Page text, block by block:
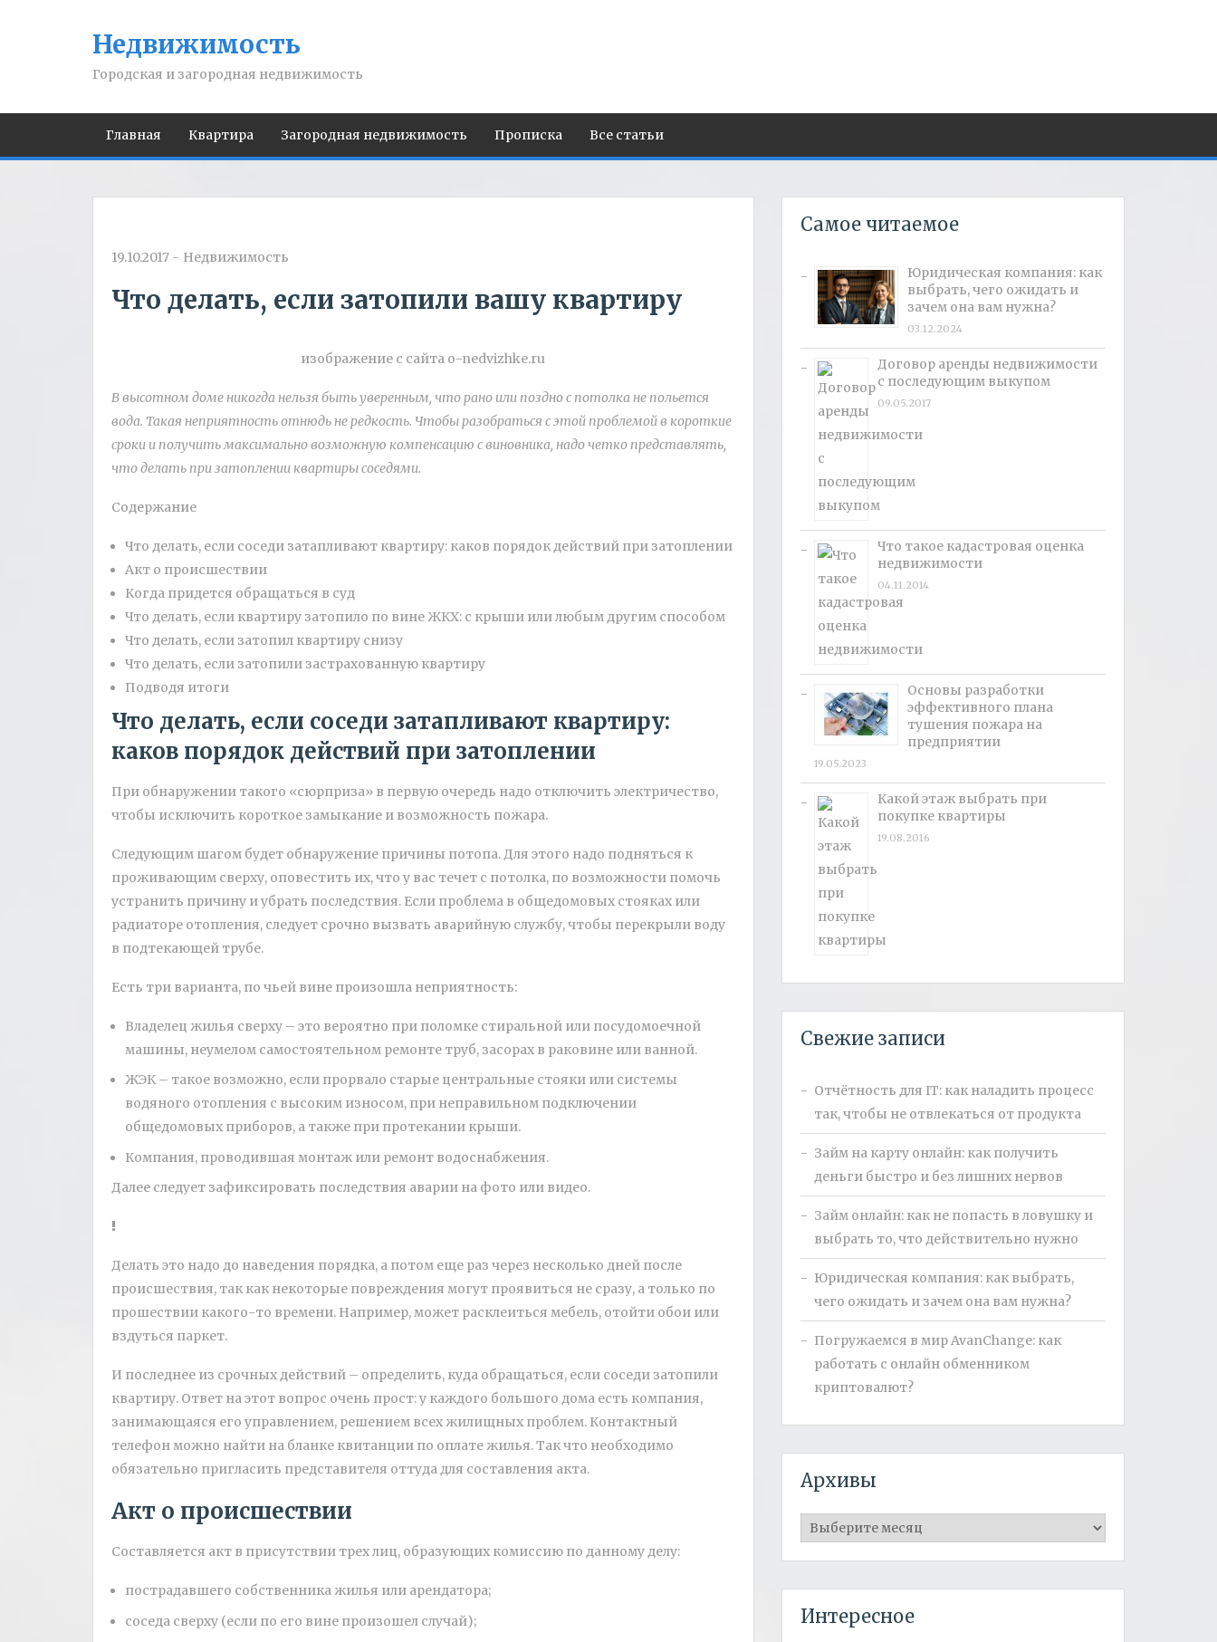
Недвижимость
Городская и загородная недвижимость
Главная Квартира Загородная недвижимость Прописка Все статьи
19.10.2017 - Недвижимость
Что делать, если затопили вашу квартиру
изображение с сайта o-nedvizhke.ru
В высотном доме никогда нельзя быть уверенным, что рано или поздно с потолка не польется
вода. Такая неприятность отнюдь не редкость. Чтобы разобраться с этой проблемой в короткие
сроки и получить максимально возможную компенсацию свиновника, надо четко представлять,
что делать при затоплении квартиры соседями.
Содержание
Что делать, если соседи затапливают квартиру: каков порядок действий при затоплении
Акт о происшествии
Когда придется обращаться в суд
Что делать, если квартиру затопило по вине ЖКХ: с крыши или любым другим способом
Что делать, если затопил квартиру снизу
Что делать, если затопили застрахованную квартиру
Подводя итоги
Что делать, если соседи затапливают квартиру:
каков порядок действий при затоплении
При обнаружении такого «сюрприза» в первую очередь надо отключить электричество,
чтобы исключить короткое замыкание и возможность пожара.
Следующим шагом будет обнаружение причины потопа. Для этого надо подняться к
проживающим сверху, оповестить их, что у вас течет с потолка, по возможности помочь
устранить причину и убрать последствия. Если проблема в общедомовых стояках или
радиаторе отопления, следует срочно вызвать аварийную службу, чтобы перекрыли воду
в подтекающей трубе.
Есть три варианта, по чьей вине произошла неприятность:
Владелец жилья сверху – это вероятно при поломке стиральной или посудомоечной
машины, неумелом самостоятельном ремонте труб, засорах в раковине или ванной.
ЖЭК – такое возможно, если прорвало старые центральные стояки или системы
водяного отопления с высоким износом, при неправильном подключении
общедомовых приборов, а также при протекании крыши.
Компания, проводившая монтаж или ремонт водоснабжения.
Далее следует зафиксировать последствия аварии на фото или видео.
Делать это надо до наведения порядка, а потом еще раз через несколько дней после
происшествия, так как некоторые повреждения могут проявиться не сразу, а только по
прошествии какого-то времени. Например, может расклеиться мебель, отойти обои или
вздуться паркет.
И последнее из срочных действий – определить, куда обращаться, если соседи затопили
квартиру. Ответ на этот вопрос очень прост: у каждого большого дома есть компания,
занимающаяся его управлением, решением всех жилищных проблем. Контактный
телефон можно найти на бланке квитанции по оплате жилья. Так что необходимо
обязательно пригласить представителя оттуда для составления акта.
Акт о происшествии
Составляется акт в присутствии трех лиц, образующих комиссию по данному делу:
пострадавшего собственника жилья или арендатора;
соседа сверху (если по его вине произошел случай);
Самое читаемое
Юридическая компания: как
выбрать, чего ожидать и
зачем она вам нужна?
03.12.2024
Договор аренды недвижимости
с последующим выкупом
09.05.2017
Что такое кадастровая оценка
недвижимости
04.11.2014
Основы разработки
эффективного плана
тушения пожара на
предприятии
19.05.2023
Какой этаж выбрать при
покупке квартиры
19.08.2016
Свежие записи
Отчётность для IT: как наладить процесс
так, чтобы не отвлекаться от продукта
Займ на карту онлайн: как получить
деньги быстро и без лишних нервов
Займ онлайн: как не попасть в ловушку и
выбрать то, что действительно нужно
Юридическая компания: как выбрать,
чего ожидать и зачем она вам нужна?
Погружаемся в мир AvanChange: как
работать с онлайн обменником
криптовалют?
Архивы
Архивы
Интересное